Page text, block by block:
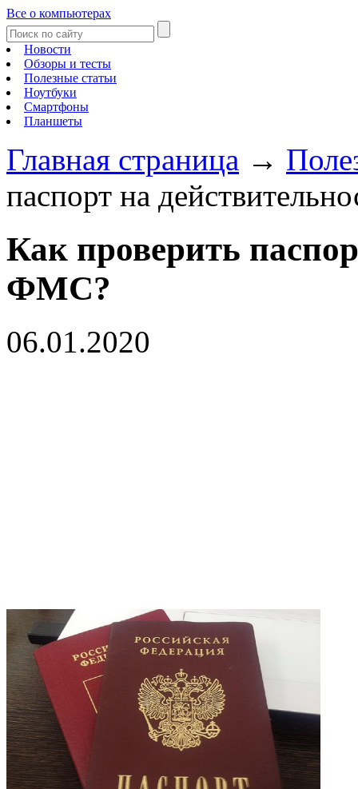
Все о компьютерах
Новости
Обзоры и тесты
Полезные статьи
Ноутбуки
Смартфоны
Планшеты
Главная страница →
паспорт на
Как проверить
ФМС?
06.01.2020